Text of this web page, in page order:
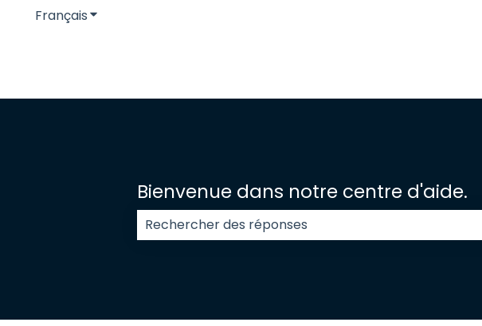
FrançaisAfficher le sous-menu pour les traductions
Bienvenue dans notre centre d'aide.